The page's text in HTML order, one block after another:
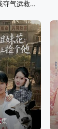
因果系统：我夺气运救苍生
集